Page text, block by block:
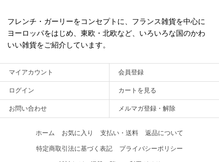
フレンチ・ガーリーをコンセプトに、フランス雑貨を中心に
ヨーロッパをはじめ、東欧・北欧など、いろいろな国のかわ
いい雑貨をご紹介しています。
マイアカウント 会員登録
ログイン カートを見る
お問い合わせ メルマガ登録・解除
ホーム お気に入り 支払い・送料 返品について
特定商取引法に基づく表記 プライバシーポリシー